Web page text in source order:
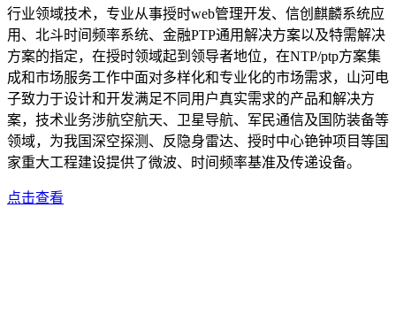
行业领域技术，专业从事授时web管理开发、信创麒麟系统应
用、北斗时间频率系统、金融PTP通用解决方案以及特需解决
方案的指定，在授时领域起到领导者地位，在NTP/ptp方案集
成和市场服务工作中面对多样化和专业化的市场需求，山河电
子致力于设计和开发满足不同用户真实需求的产品和解决方
案，技术业务涉航空航天、卫星导航、军民通信及国防装备等
领域，为我国深空探测、反隐身雷达、授时中心铯钟项目等国
家重大工程建设提供了微波、时间频率基准及传递设备。
点击查看